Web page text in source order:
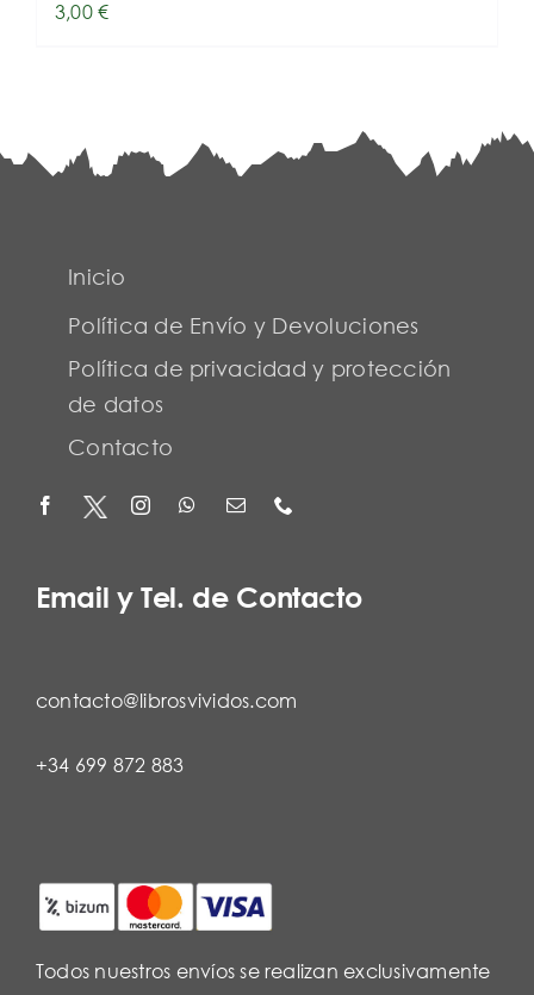
3,00€
Inicio
Política de Envío y Devoluciones
Política de privacidad y protección
de datos
Contacto
Email y Tel. de Contacto
contacto@librosvividos.com
+34 699 872 883
Todos nuestros envíos se realizan exclusivamente